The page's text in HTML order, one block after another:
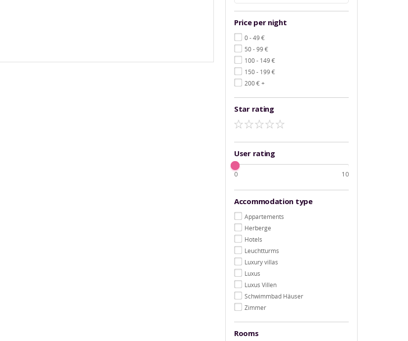
Price per night
0 - 49€
50 - 99€
100 - 149€
150 - 199€
200€+
Star rating
User rating
0 10
Accommodation type
Appartements
Herberge
Hotels
Leuchtturms
Luxury villas
Luxus
Luxus Villen
Schwimmbad Häuser
Zimmer
Rooms